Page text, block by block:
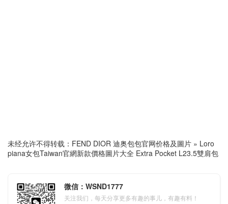
未经允许不得转载： FEND DIOR 迪奥包包官网价格及圖片 » Loro
piana女包Taiwan官網新款價格圖片大全 Extra Pocket L23.5雙肩包
微信：WSND1777
关注我们，每天分享更多有趣的事儿，有趣有料！